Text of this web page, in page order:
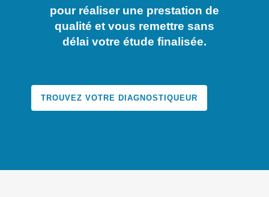
pour réaliser une prestation de
qualité et vous remettre sans
délai votre étude finalisée.
TROUVEZ VOTRE DIAGNOSTIQUEUR